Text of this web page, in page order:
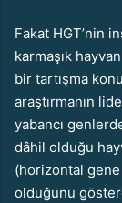
Fakat HGT’nin
karmaşık
bir tartışma
araştırmanın
yabancı
dâhil olduğu
(horizontal gene
olduğunu